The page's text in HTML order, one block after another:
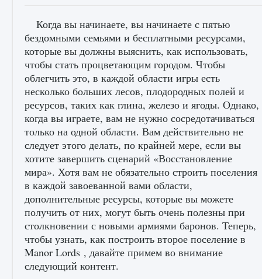
Как заработать медали лиги Clash of Clans
9 августа 2024 2 599 0 1
лицензии, лиги, команды и стадионы в EA
FC 25
9 августа 2024
Когда вы начинаете, вы начинаете с пятью
бездомными семьями и бесплатными ресурсами,
которые вы должны выяснить, как использовать,
чтобы стать процветающим городом. Чтобы
облегчить это, в каждой области игры есть
несколько больших лесов, плодородных полей и
ресурсов, таких как глина, железо и ягоды. Однако,
когда вы играете, вам не нужно сосредотачиваться
только на одной области. Вам действительно не
следует этого делать, по крайней мере, если вы
хотите завершить сценарий «Восстановление
мира». Хотя вам не обязательно строить поселения
в каждой завоеванной вами области,
дополнительные ресурсы, которые вы можете
получить от них, могут быть очень полезны при
столкновении с новыми армиями баронов. Теперь,
чтобы узнать, как построить второе поселение в
Manor Lords , давайте примем во внимание
следующий контент.